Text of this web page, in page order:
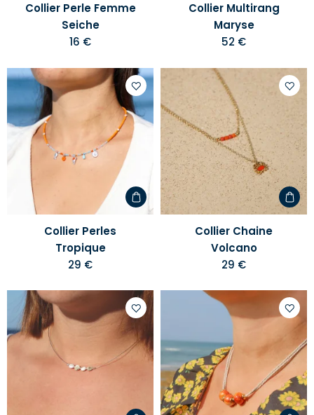
Collier Perle Femme
Seiche
16 €
Collier Multirang
Maryse
52 €
Ajouter
à
votre
liste
d'envies
Collier Perles
Tropique
29 €
votre
liste
Collier Chaine
Volcano
29 €
Ajouter
à
votre
d'envies
votre
liste